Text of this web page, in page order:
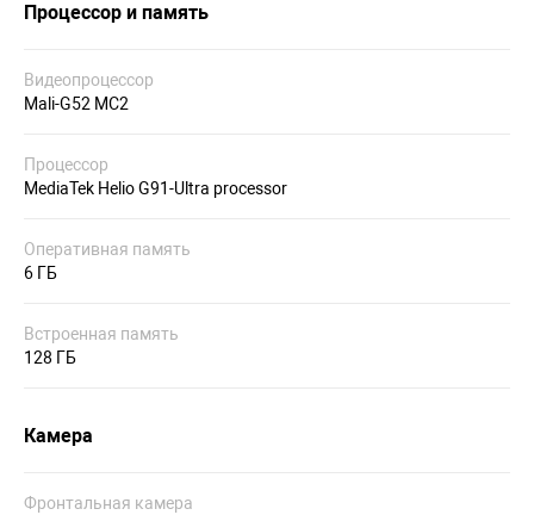
Процессор и память
Видеопроцессор
Mali-G52 MC2
Процессор
MediaTek Helio G91-Ultra processor
Оперативная память
6 ГБ
Встроенная память
128 ГБ
Камера
Фронтальная камера